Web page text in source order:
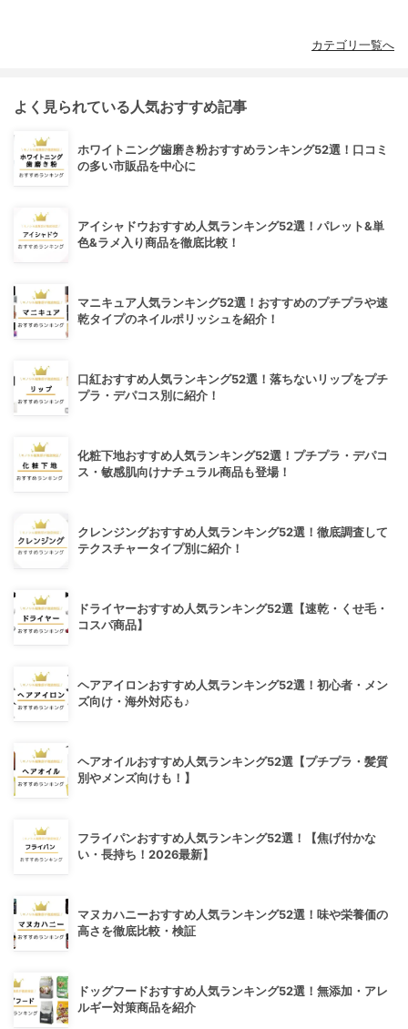
カテゴリ一覧へ
よく見られている人気おすすめ記事
ホワイトニング歯磨き粉おすすめランキング52選！口コミ
の多い市販品を中心に
アイシャドウおすすめ人気ランキング52選！パレット&単
色&ラメ入り商品を徹底比較！
マニキュア人気ランキング52選！おすすめのプチプラや速
乾タイプのネイルポリッシュを紹介！
口紅おすすめ人気ランキング52選！落ちないリップをプチ
プラ・デパコス別に紹介！
化粧下地おすすめ人気ランキング52選！プチプラ・デパコ
ス・敏感肌向けナチュラル商品も登場！
クレンジングおすすめ人気ランキング52選！徹底調査して
テクスチャータイプ別に紹介！
ドライヤーおすすめ人気ランキング52選【速乾・くせ毛・
コスパ商品】
ヘアアイロンおすすめ人気ランキング52選！初心者・メン
ズ向け・海外対応も♪
ヘアオイルおすすめ人気ランキング52選【プチプラ・髪質
別やメンズ向けも！】
フライパンおすすめ人気ランキング52選！【焦げ付かな
い・長持ち！2026最新】
マヌカハニーおすすめ人気ランキング52選！味や栄養価の
高さを徹底比較・検証
ドッグフードおすすめ人気ランキング52選！無添加・アレ
ルギー対策商品を紹介